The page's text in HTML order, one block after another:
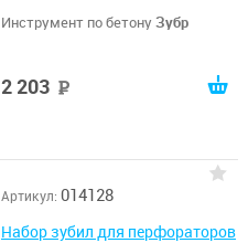
Инструмент по бетону Зубр
2 203
Артикул: 014128
Набор зубил для перфораторов